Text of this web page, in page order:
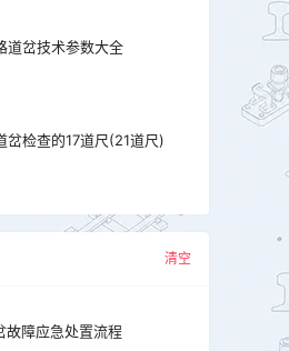
道岔技术参数大全
岔检查的17道尺(21道尺)
清空
故障应急处置流程